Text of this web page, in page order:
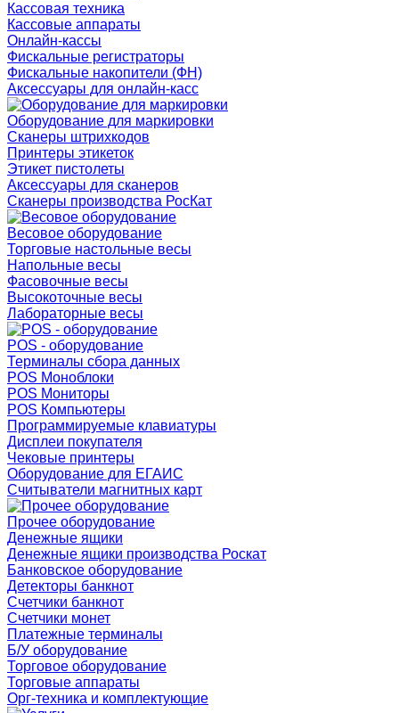
Кассовая техника
Кассовые аппараты
Онлайн-кассы
Фискальные регистраторы
Фискальные накопители (ФН)
Аксессуары для онлайн-касс
Оборудование для маркировки
Сканеры штрихкодов
Принтеры этикеток
Этикет пистолеты
Аксессуары для сканеров
Сканеры производства РосКат
Весовое оборудование
Торговые настольные весы
Напольные весы
Фасовочные весы
Высокоточные весы
Лабораторные весы
POS - оборудование
Терминалы сбора данных
POS Моноблоки
POS Мониторы
POS Компьютеры
Программируемые клавиатуры
Дисплеи покупателя
Чековые принтеры
Оборудование для ЕГАИС
Считыватели магнитных карт
Прочее оборудование
Денежные ящики
Денежные ящики производства Роскат
Банковское оборудование
Детекторы банкнот
Счетчики банкнот
Счетчики монет
Платежные терминалы
Б/У оборудование
Торговое оборудование
Торговые аппараты
Орг-техника и комплектующие